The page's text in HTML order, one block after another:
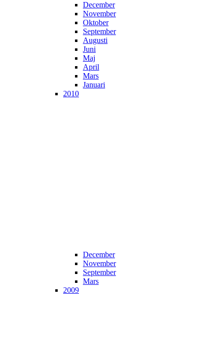
December
November
Oktober
September
Augusti
Juni
Maj
April
Mars
Januari
2010
December
November
September
Mars
2009